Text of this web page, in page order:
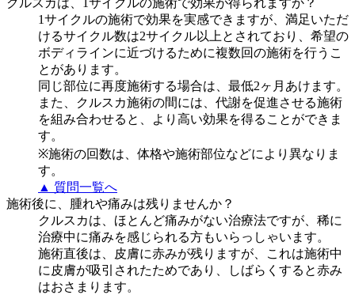
クルスカは、1サイクルの施術で効果が得られますか？
1サイクルの施術で効果を実感できますが、満足いただ
けるサイクル数は2サイクル以上とされており、希望の
ボディラインに近づけるために複数回の施術を行うこ
とがあります。
同じ部位に再度施術する場合は、最低2ヶ月あけます。
また、クルスカ施術の間には、代謝を促進させる施術
を組み合わせると、より高い効果を得ることができま
す。
※施術の回数は、体格や施術部位などにより異なりま
す。
▲ 質問一覧へ
施術後に、腫れや痛みは残りませんか？
クルスカは、ほとんど痛みがない治療法ですが、稀に
治療中に痛みを感じられる方もいらっしゃいます。
施術直後は、皮膚に赤みが残りますが、これは施術中
に皮膚が吸引されたためであり、しばらくすると赤み
はおさまります。